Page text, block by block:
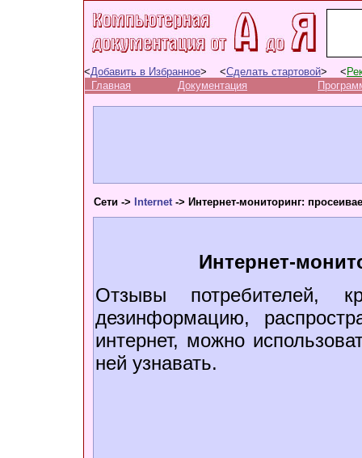
<Добавить в Избранное> <Сделать стартовой> <
Главная
Документация
Сети -> Internet-> Интернет-мониторинг:
Интернет-
Отзывы потребителей,
дезинформацию,
интернет, можно
ней узнавать.